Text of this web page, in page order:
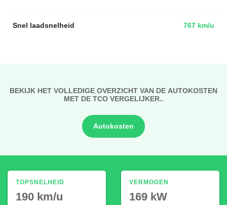
Snel laadsnelheid 767 km/u
BEKIJK HET VOLLEDIGE OVERZICHT VAN DE AUTOKOSTEN
MET DE TCO VERGELIJKER..
Autokosten
TOPSNELHEID
190 km/u
VERMOGEN
169 kW